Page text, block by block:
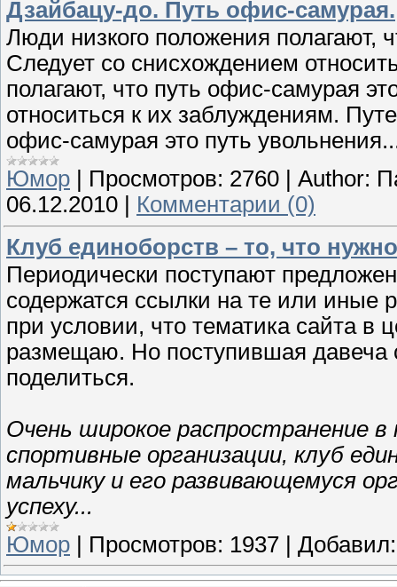
Дзайбацу-до. Путь офис-самурая.
Люди низкого положения полагают,
Следует со снисхождением
полагают, что путь офис-самурая
относиться к их заблуждениям.
офис-самурая это путь
Юмор
Просмотров: 2760 Author:
06.12.2010
Комментарии (0)
Клуб единоборств – то, что
Периодически поступают
содержатся ссылки на те или
при условии, что тематика сайта
размещаю. Но поступившая давеча
поделиться.
Очень широкое распространение
спортивные организации, клуб
мальчику и его развивающемуся
успеху...
Юмор
Просмотров: 1937 Добавил: